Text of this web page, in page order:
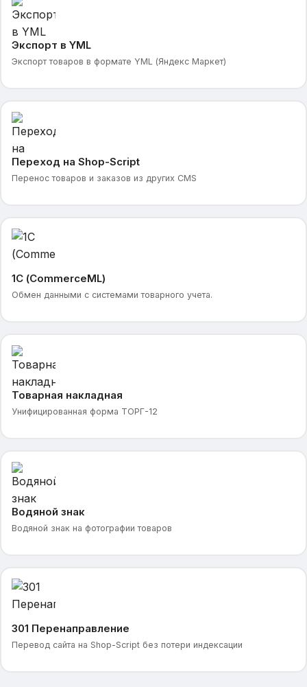
Экспорт в YML
Экспорт товаров в формате YML (Яндекс Маркет)
Переход на Shop-Script
Перенос товаров и заказов из других CMS
1С (CommerceML)
Обмен данными с системами товарного учета.
Товарная накладная
Унифицированная форма ТОРГ-12
Водяной знак
Водяной знак на фотографии товаров
301 Перенаправление
Перевод сайта на Shop-Script без потери индексации